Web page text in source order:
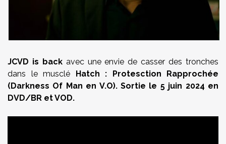
JCVD is backavec une envie de casser des tronches
dans le musclé Hatch : Protesction Rapprochée
(Darkness Of Man en V.O). Sortie le 5 juin 2024 en
DVD/BR et VOD.